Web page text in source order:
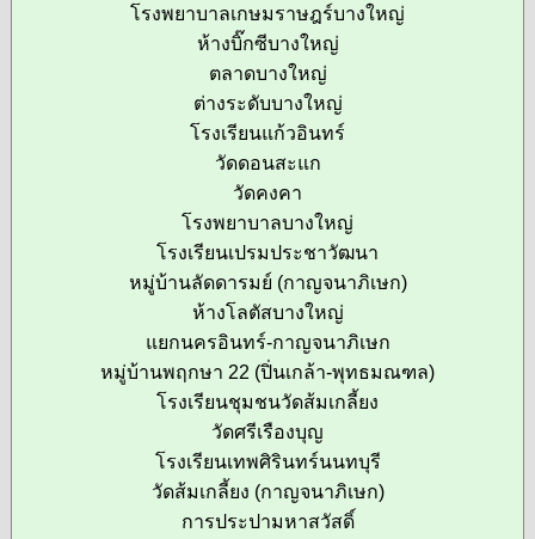
โรงพยาบาลเกษมราษฎร์บางใหญ่
ห้างบิ๊กซีบางใหญ่
ตลาดบางใหญ่
ต่างระดับบางใหญ่
โรงเรียนแก้วอินทร์
วัดดอนสะแก
วัดคงคา
โรงพยาบาลบางใหญ่
โรงเรียนเปรมประชาวัฒนา
หมู่บ้านลัดดารมย์ (กาญจนาภิเษก)
ห้างโลตัสบางใหญ่
แยกนครอินทร์-กาญจนาภิเษก
หมู่บ้านพฤกษา 22 (ปิ่นเกล้า-พุทธมณฑล)
โรงเรียนชุมชนวัดส้มเกลี้ยง
วัดศรีเรืองบุญ
โรงเรียนเทพศิรินทร์นนทบุรี
วัดส้มเกลี้ยง (กาญจนาภิเษก)
การประปามหาสวัสดิ์